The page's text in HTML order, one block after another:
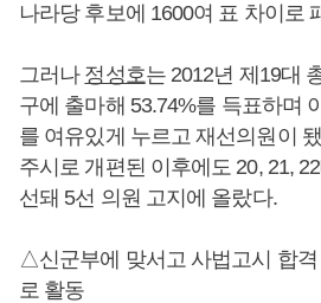
나라당 후보에 1600여 표 차이로
그러나 정성호는 2012년 제19대
구에 출마해 53.74%를 득표하며
를 여유있게 누르고 재선의원이
주시로 개편된 이후에도 20, 21,
선돼 5선 의원 고지에 올랐다.
△신군부에 맞서고 사법고시 합
로 활동